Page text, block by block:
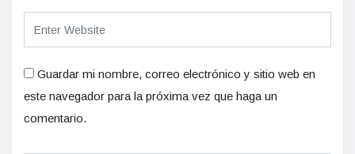
Guardar mi nombre, correo electrónico y sitio web en
este navegador para la próxima vez que haga un
comentario.